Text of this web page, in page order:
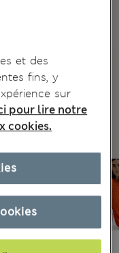
et des
fins, y
sur
pour lire notre
cookies.